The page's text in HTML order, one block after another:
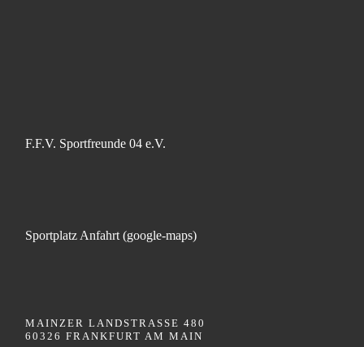
F.F.V. Sportfreunde 04 e.V.
Sportplatz Anfahrt (google-maps)
MAINZER LANDSTRASSE 480
60326 FRANKFURT AM MAIN